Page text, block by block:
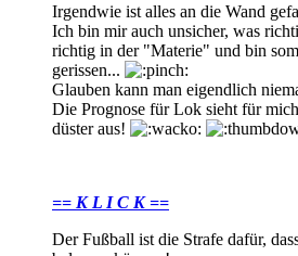
Irgendwie ist alles an die Wand
Ich bin mir auch unsicher, was
richtig in der "Materie" und bin
gerissen...
Glauben kann man eigendlich
Die Prognose für Lok sieht für
düster aus!
== K L I C K ==
Der Fußball ist die Strafe dafür,